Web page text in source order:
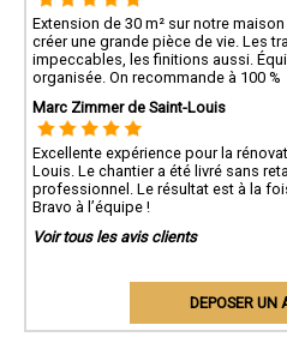
Extension de 30 m² sur notre
créer une grande pièce de vie. Les
impeccables, les finitions aussi.
organisée. On recommande à 100 %
Marc Zimmer de Saint-Louis
Excellente expérience pour la
Louis. Le chantier a été livré sans
professionnel. Le résultat est à la
Bravo à l’équipe !
Voir tous les avis clients
DEPOSER UN